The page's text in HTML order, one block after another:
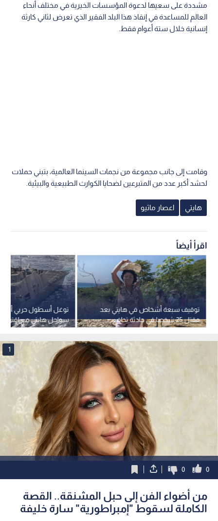
مشددة على سعيها لدعوة المؤسسات الخيرية في مختلف أنحاء
العالم للمساعدة في إنقاذ هذا البلد الفقير الذي تعرض لثاني كارثة
إنسانية خلال ستة أعوام فقط.
وقامت إلى جانب مجموعة من نجمات السينما العالمية، بتبني حملات
لحشد أكبر عدد من المتبرعين لضحايا الكوارث الطبيعية والبيئية.
هايتي اعصار ماثيو
اقرأ أيضاً
توغل أسطول حربي
سواحل هايتي مع اقتراب
المجلس الرئاسي
توقيف سبعة أشخاص في هايتي بعد
مقتل 25 شخصا في حادثة تدافع
1
0
0
من أضواء الفن إلى حبل المشنقة.. القصة
الكاملة لسقوط "إمبراطورية" سارة خليفة